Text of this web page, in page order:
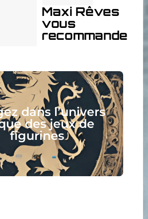
Maxi Rêves
vous
recommande
dans l’univers
des jeux de
figurines